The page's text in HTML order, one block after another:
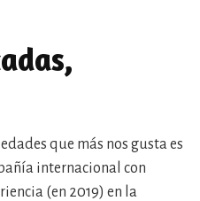
que más nos gusta es
internacional con
(en 2019) en la